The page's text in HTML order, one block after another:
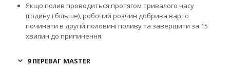
Якщо полив проводиться протягом тривалого часу
(годину і більше), робочий розчин добрива варто
починати в другій половині поливу та завершити за 15
хвилин до припинення.
9 ПЕРЕВАГ MASTER